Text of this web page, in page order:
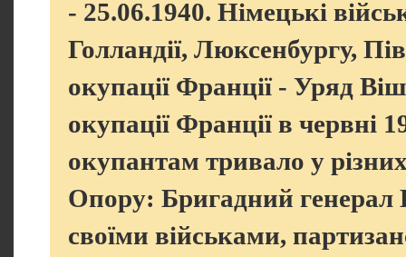
- 25.06.1940. Німецькі
Голландії, Люксенбургу,
окупації Франції - Уряд
окупації Франції в червні
окупантам тривало у
Опору: Бригадний генерал
своїми військами,